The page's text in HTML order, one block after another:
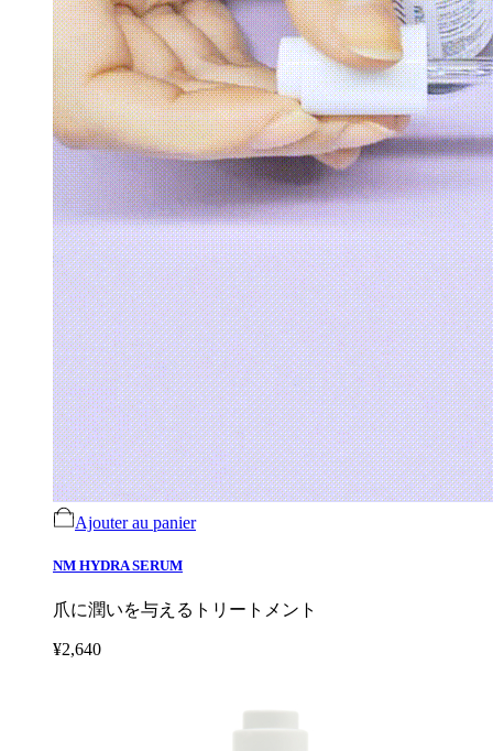
Ajouter au panier
NM HYDRA SERUM
爪に潤いを与えるトリートメント
¥2,640